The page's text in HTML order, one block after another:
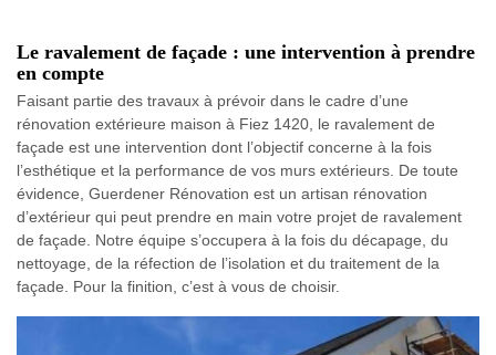
Le ravalement de façade : une intervention à prendre
en compte
Faisant partie des travaux à prévoir dans le cadre d’une
rénovation extérieure maison à Fiez 1420, le ravalement de
façade est une intervention dont l’objectif concerne à la fois
l’esthétique et la performance de vos murs extérieurs. De toute
évidence, Guerdener Rénovation est un artisan rénovation
d’extérieur qui peut prendre en main votre projet de ravalement
de façade. Notre équipe s’occupera à la fois du décapage, du
nettoyage, de la réfection de l’isolation et du traitement de la
façade. Pour la finition, c’est à vous de choisir.